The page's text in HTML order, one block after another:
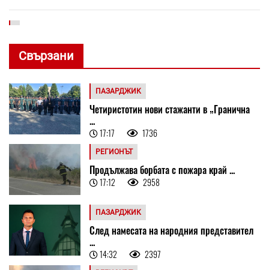
Свързани
ПАЗАРДЖИК
Четиристотин нови стажанти в „Гранична
...
17:17 1736
РЕГИОНЪТ
Продължава борбата с пожара край ...
17:12 2958
ПАЗАРДЖИК
След намесата на народния представител
...
14:32 2397